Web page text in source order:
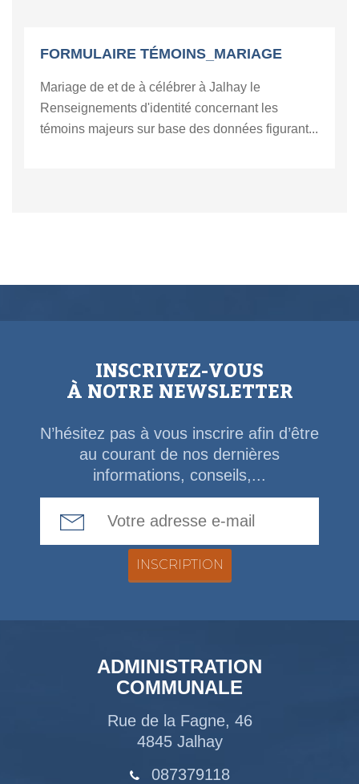
FORMULAIRE TÉMOINS_MARIAGE
Mariage de et de à célébrer à Jalhay le
Renseignements d'identité concernant les
témoins majeurs sur base des données figurant...
INSCRIVEZ-VOUS
À NOTRE NEWSLETTER
N’hésitez pas à vous inscrire afin d’être
au courant de nos dernières
informations, conseils,...
ADMINISTRATION
COMMUNALE
Rue de la Fagne, 46
4845 Jalhay
087379118